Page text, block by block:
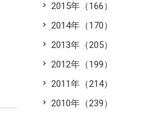
2015年（166）
2014年（170）
2013年（205）
2012年（199）
2011年（214）
2010年（239）